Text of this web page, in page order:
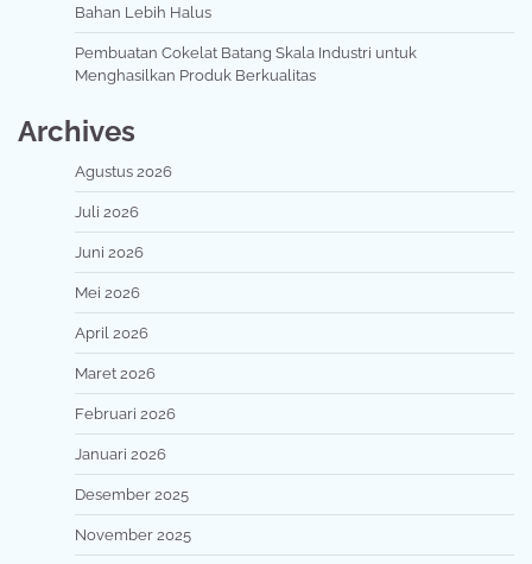
Bahan Lebih Halus
Pembuatan Cokelat Batang Skala Industri untuk
Menghasilkan Produk Berkualitas
Archives
Agustus 2026
Juli 2026
Juni 2026
Mei 2026
April 2026
Maret 2026
Februari 2026
Januari 2026
Desember 2025
November 2025